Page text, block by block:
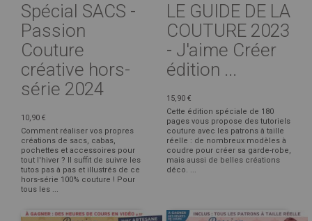
Spécial SACS -
Passion
Couture
créative hors-
série 2024
10,90 €
Comment réaliser vos propres
créations de sacs, cabas,
pochettes et accessoires pour
tout l'hiver ? Il suffit de suivre les
tutos pas à pas et illustrés de ce
hors-série 100% couture ! Pour
tous les ...
LE GUIDE DE LA
COUTURE 2023
- J'aime Créer
édition ...
15,90 €
Cette édition spéciale de 180
pages vous propose des tutoriels
couture avec les patrons à taille
réelle : de nombreux modèles à
coudre pour créer sa garde-robe,
mais aussi de belles créations
déco. ...